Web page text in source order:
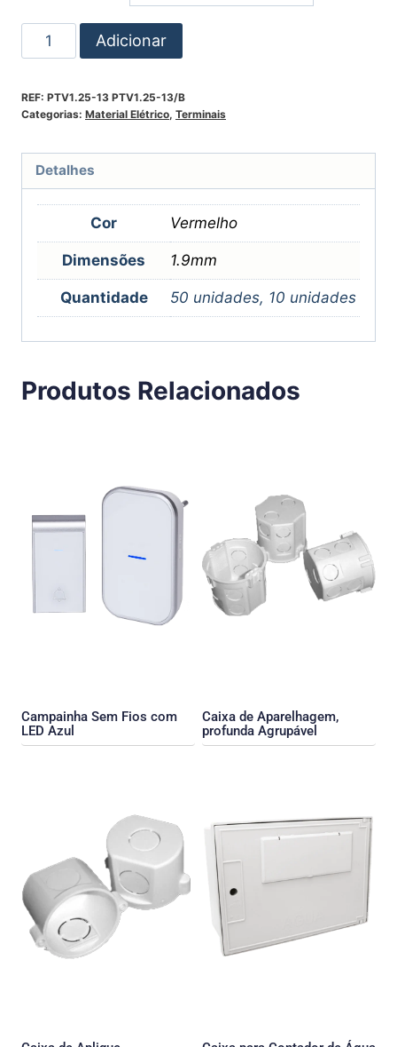
Adicionar
REF: PTV1.25-13 PTV1.25-13/B
Categorias: Material Elétrico, Terminais
Detalhes
Cor Vermelho
Dimensões 1.9mm
Quantidade 50 unidades, 10 unidades
Produtos Relacionados
Campainha Sem Fios com
LED Azul
Caixa de Aparelhagem,
profunda Agrupável